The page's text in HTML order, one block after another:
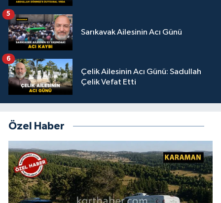
Sarıkavak Ailesinin Acı Günü
5
Çelik Ailesinin Acı Günü: Sadullah
Çelik Vefat Etti
6
Özel Haber